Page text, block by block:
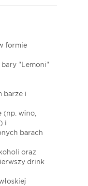
formie
bary "Lemoni"
barze i
(np. wino,
i
barach
oraz
drink